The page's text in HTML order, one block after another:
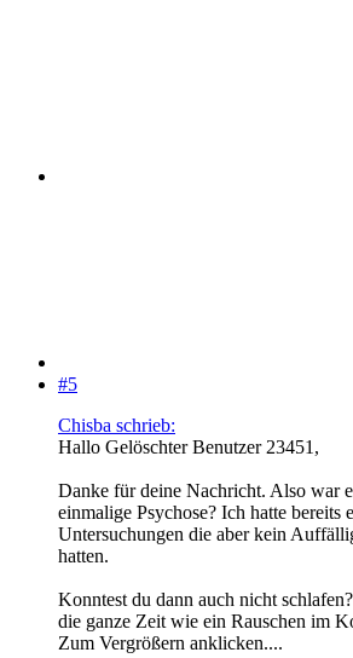
#5
Chisba schrieb:
Hallo Gelöschter Benutzer 23451,
Danke für deine Nachricht. Also war
einmalige Psychose? Ich hatte bereits
Untersuchungen die aber kein
hatten.
Konntest du dann auch nicht
die ganze Zeit wie ein Rauschen im
Zum Vergrößern anklicken....